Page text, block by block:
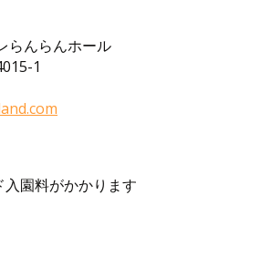
らんらんホール
1
園料がかかります